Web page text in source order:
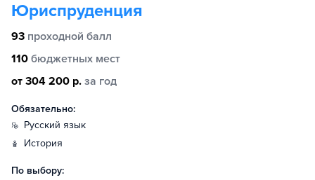
Юриспруденция
93 проходной балл
110 бюджетных мест
от 304 200 р. за год
Обязательно:
русский язык
история
По выбору: